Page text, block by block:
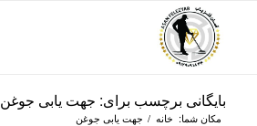
بایگانی برچسب برای: جهت یابی جوغن
مکان شما: خانه / جهت یابی جوغن